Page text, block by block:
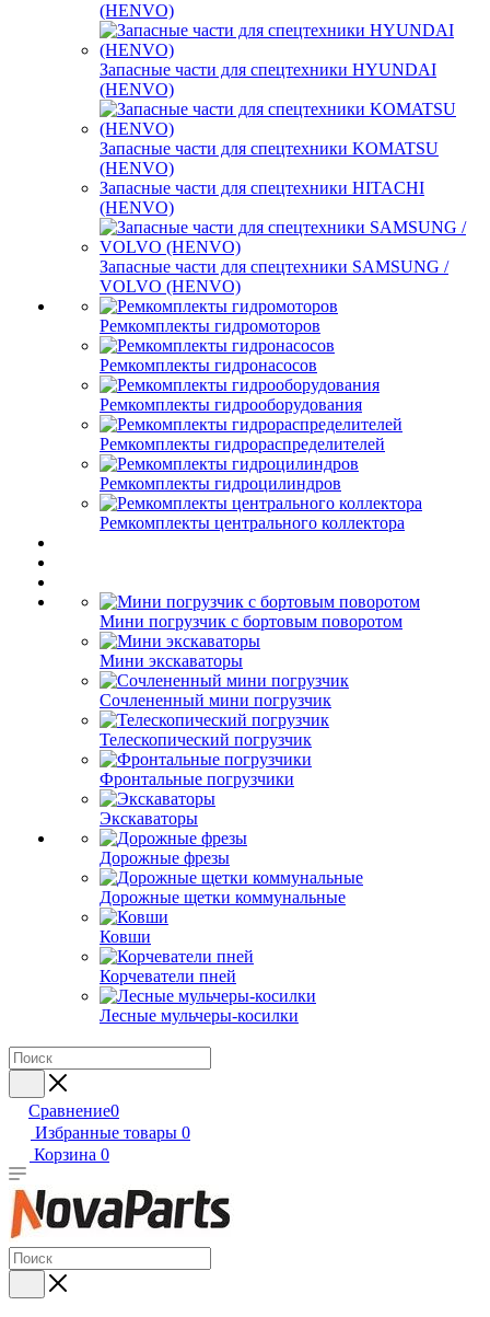
(HENVO)
Запасные части для спецтехники HYUNDAI
(HENVO)
Запасные части для спецтехники KOMATSU
(HENVO)
Запасные части для спецтехники HITACHI
(HENVO)
Запасные части для спецтехники SAMSUNG /
VOLVO (HENVO)
Ремкомплекты гидромоторов
Ремкомплекты гидронасосов
Ремкомплекты гидрооборудования
Ремкомплекты гидрораспределителей
Ремкомплекты гидроцилиндров
Ремкомплекты центрального коллектора
Мини погрузчик с бортовым поворотом
Мини экскаваторы
Сочлененный мини погрузчик
Телескопический погрузчик
Фронтальные погрузчики
Экскаваторы
Дорожные фрезы
Дорожные щетки коммунальные
Ковши
Корчеватели пней
Лесные мульчеры-косилки
Сравнение0
Избранные товары 0
Корзина 0